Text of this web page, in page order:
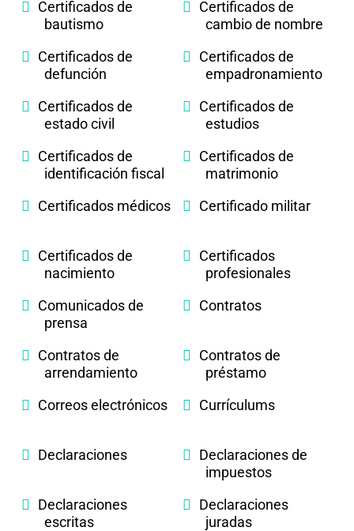
Certificados de
bautismo
Certificados de
cambio de nombre
Certificados de
defunción
Certificados de
empadronamiento
Certificados de
estado civil
Certificados de
estudios
Certificados de
identificación fiscal
Certificados de
matrimonio
Certificados médicos
Certificado militar
Certificados de
nacimiento
Certificados
profesionales
Comunicados de
prensa
Contratos
Contratos de
arrendamiento
Contratos de
préstamo
Correos electrónicos
Currículums
Declaraciones
Declaraciones de
impuestos
Declaraciones
escritas
Declaraciones
juradas